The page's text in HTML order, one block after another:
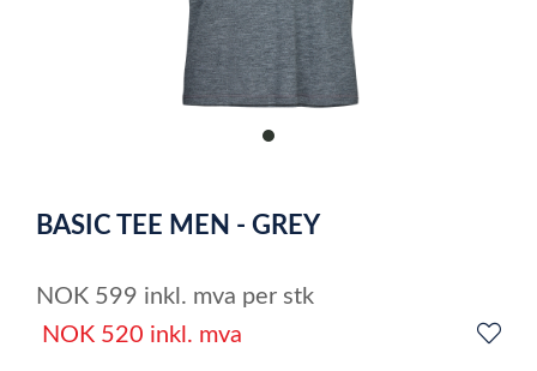
item
of
BASIC TEE MEN - GREY
NOK 599 inkl. mva per stk
NOK 520 inkl. mva